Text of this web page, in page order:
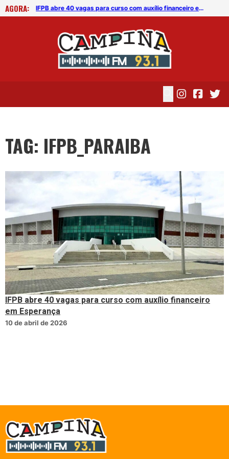
AGORA:
IFPB abre 40 vagas para curso com auxílio financeiro em Esperança IFPB abre 40 vagas para curso com auxílio financeiro em Esperança
TAG: IFPB_PARAIBA
IFPB abre 40 vagas para curso com auxílio financeiro
em Esperança
10 de abril de 2026